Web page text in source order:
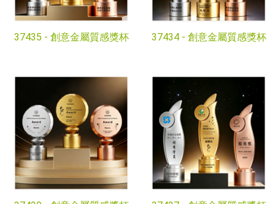
37435 - 創意金屬質感獎杯 37434 - 創意金屬質感獎杯